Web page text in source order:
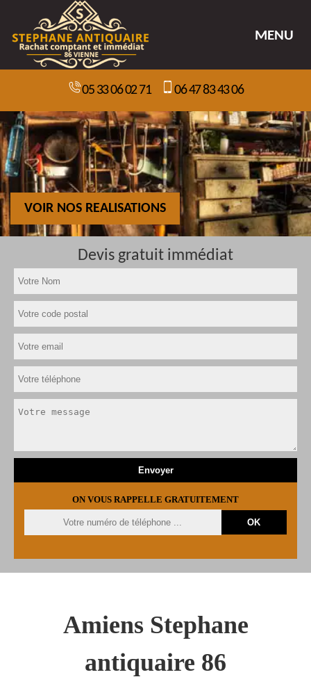
MENU
05 33 06 02 71 06 47 83 43 06
VOIR NOS REALISATIONS
Devis gratuit immédiat
ON VOUS RAPPELLE GRATUITEMENT
Amiens Stephane
antiquaire 86